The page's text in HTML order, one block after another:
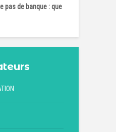
pas de banque : que